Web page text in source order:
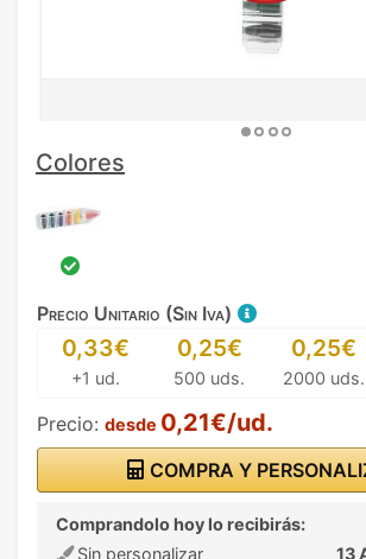
Colores
Precio Unitario (Sin Iva)
0,33€
+1 ud.
0,25€
500 uds.
0,25€
2000 uds.
Precio: desde 0,21€/ud.
COMPRA Y
Comprandolo hoy lo recibirás:
Sin personalizar
13